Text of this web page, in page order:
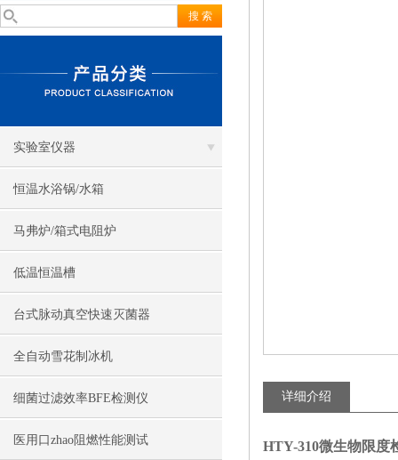
实验室仪器
恒温水浴锅/水箱
马弗炉/箱式电阻炉
低温恒温槽
台式脉动真空快速灭菌器
全自动雪花制冰机
细菌过滤效率BFE检测仪
医用口zhao阻燃性能测试
详细介绍
HTY-310微生物限度